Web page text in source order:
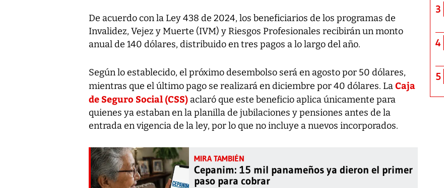
De acuerdo con la Ley 438 de 2024, los beneficiarios de los programas de
Invalidez, Vejez y Muerte (IVM) y Riesgos Profesionales recibirán un monto
anual de 140 dólares, distribuido en tres pagos a lo largo del año.
Según lo establecido, el próximo desembolso será en agosto por 50 dólares,
mientras que el último pago se realizará en diciembre por 40 dólares. LaCaja
de Seguro Social (CSS) aclaró que este beneficio aplica únicamente para
quienes ya estaban en la planilla de jubilaciones y pensiones antes de la
entrada en vigencia de la ley, por lo que no incluye a nuevos incorporados.
Cepanim: 15 mil panameños ya dieron el primer
paso para cobrar
3
4
5